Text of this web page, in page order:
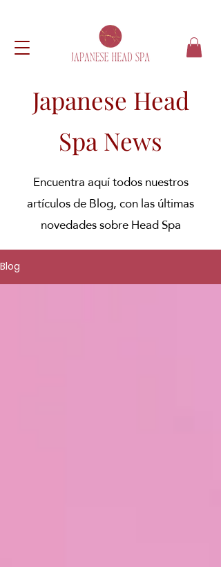
Japanese Head
Spa News
Encuentra aquí todos nuestros
artículos de Blog, con las últimas
novedades sobre Head Spa
Blog